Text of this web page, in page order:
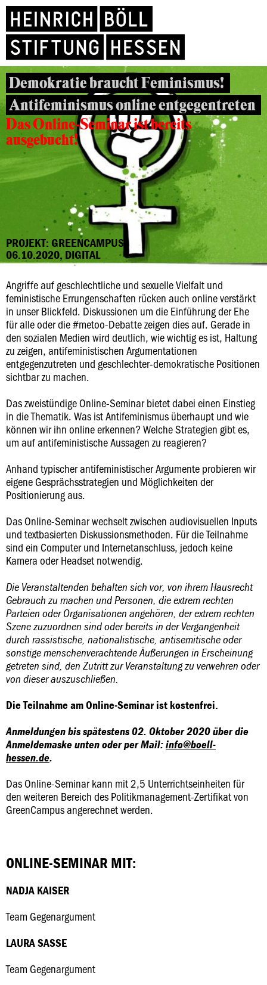
Demokratie braucht Feminismus!
Antifeminismus online entgegentreten
Das Online-Seminar ist bereits
ausgebucht!
PROJEKT: GREENCAMPUS
06.10.2020, DIGITAL
Angriffe auf geschlechtliche und sexuelle Vielfalt und
feministische Errungenschaften rücken auch online verstärkt
in unser Blickfeld. Diskussionen um die Einführung der Ehe
für alle oder die #metoo-Debatte zeigen dies auf. Gerade in
den sozialen Medien wird deutlich, wie wichtig es ist, Haltung
zu zeigen, antifeministischen Argumentationen
entgegenzutreten und geschlechter-demokratische Positionen
sichtbar zu machen.
Das zweistündige Online-Seminar bietet dabei einen Einstieg
in die Thematik. Was ist Antifeminismus überhaupt und wie
können wir ihn online erkennen? Welche Strategien gibt es,
um auf antifeministische Aussagen zu reagieren?
Anhand typischer antifeministischer Argumente probieren wir
eigene Gesprächsstrategien und Möglichkeiten der
Positionierung aus.
Das Online-Seminar wechselt zwischen audiovisuellen Inputs
und textbasierten Diskussionsmethoden. Für die Teilnahme
sind ein Computer und Internetanschluss, jedoch keine
Kamera oder Headset notwendig.
Die Veranstaltenden behalten sich vor, von ihrem Hausrecht
Gebrauch zu machen und Personen, die extrem rechten
Parteien oder Organisationen angehören, der extrem rechten
Szene zuzuordnen sind oder bereits in der Vergangenheit
durch rassistische, nationalistische, antisemitische oder
sonstige menschenverachtende Äußerungen in Erscheinung
getreten sind, den Zutritt zur Veranstaltung zu verwehren oder
von dieser auszuschließen.
Die Teilnahme am Online-Seminar ist kostenfrei.
Anmeldungen bis spätestens 02. Oktober 2020 über die
Anmeldemaske unten oder per Mail:info@boell-
hessen.de.
Das Online-Seminar kann mit 2,5 Unterrichtseinheiten für
den weiteren Bereich des Politikmanagement-Zertifikat von
GreenCampus angerechnet werden.
ONLINE-SEMINAR MIT:
NADJA KAISER
Team Gegenargument
LAURA SASSE
Team Gegenargument